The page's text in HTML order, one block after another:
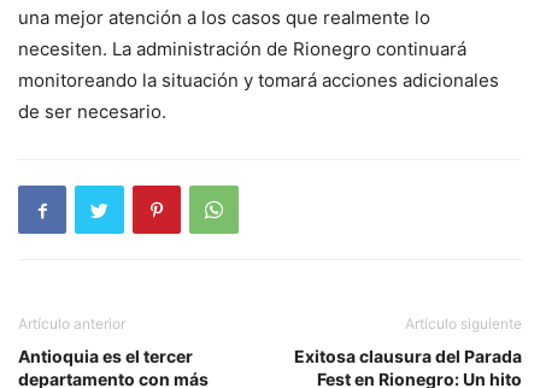
una mejor atención a los casos que realmente lo
necesiten. La administración de Rionegro continuará
monitoreando la situación y tomará acciones adicionales
de ser necesario.
Artículo anterior
Antioquia es el tercer
departamento con más
Artículo siguiente
Exitosa clausura del Parada
Fest en Rionegro: Un hito